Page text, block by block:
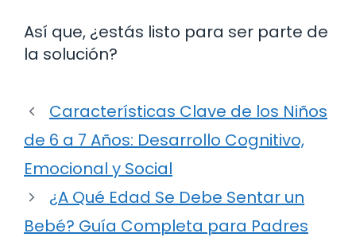
Así que, ¿estás listo para ser parte de
la solución?
Características Clave de los Niños
de 6 a 7 Años: Desarrollo Cognitivo,
Emocional y Social
¿A Qué Edad Se Debe Sentar un
Bebé? Guía Completa para Padres